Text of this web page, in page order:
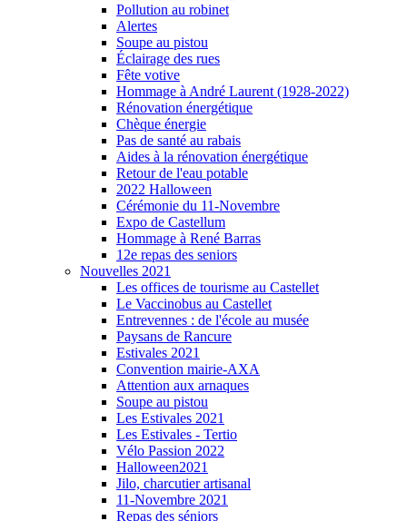
Pollution au robinet
Alertes
Soupe au pistou
Éclairage des rues
Fête votive
Hommage à André Laurent (1928-2022)
Rénovation énergétique
Chèque énergie
Pas de santé au rabais
Aides à la rénovation énergétique
Retour de l'eau potable
2022 Halloween
Cérémonie du 11-Novembre
Expo de Castellum
Hommage à René Barras
12e repas des seniors
Nouvelles 2021
Les offices de tourisme au Castellet
Le Vaccinobus au Castellet
Entrevennes : de l'école au musée
Paysans de Rancure
Estivales 2021
Convention mairie-AXA
Attention aux arnaques
Soupe au pistou
Les Estivales 2021
Les Estivales - Tertio
Vélo Passion 2022
Halloween2021
Jilo, charcutier artisanal
11-Novembre 2021
Repas des séniors